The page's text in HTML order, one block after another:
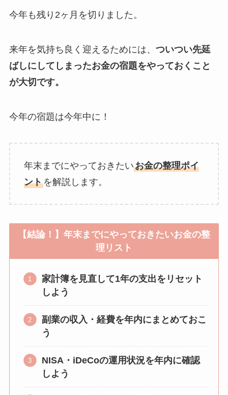
今年も残り2ヶ月を切りました。
来年を気持ち良く迎えるためには、 ついつい先延
ばしにしてしまったお金の宿題をやっておくこと
が大切です。
今年の宿題は今年中に！
年末までにやっておきたいお金の整理ポイ
ントを解説します。
【結論！】年末までにやっておきたいお金の整
理リスト
家計簿を見直して1年の支出をリセット
しよう
副業の収入・経費を年内にまとめておこ
う
NISA・iDeCoの運用状況を年内に確認
しよう